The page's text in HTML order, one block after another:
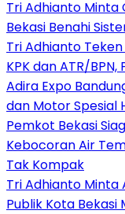
Tri Adhianto Minta
Bekasi Benahi
Tri Adhianto
KPK dan ATR/
Adira Expo
dan Motor Spesial
Pemkot Bekasi
Kebocoran Air
Tak Kompak
Tri Adhianto Minta
Publik Kota Bekasi